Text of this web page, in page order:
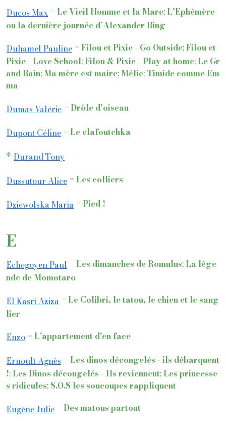
Ducos Max = Le Vieil Homme et la Mare;L’Ephémère
ou la dernière journée d’Alexander Bing
Duhamel Pauline = Filou et Pixie - Go Outside;Filou et
Pixie - Love School;Filou & Pixie - Play at home;Le Gr
and Bain; Ma mère est maire; Mélie; Timide comme Em
ma
Dumas Valérie = Drôle d’oiseau
Dupont Céline = Le clafoutchka
* Durand Tony
Dussutour Alice = Les colliers
Dziewolska Maria = Pied !
E
Echegoyen Paul = Les dimanches de Romulus;La lége
nde de Momotaro
El Kasri Aziza = Le Colibri, le tatou, le chien et le sang
lier
Enzo = L'appartement d'en face
Ernoult Agnès = Les dinos décongelés - ils débarquent
!;Les Dinos décongelés - Ils reviennent;Les princesse
s ridicules; S.O.S les soucoupes rappliquent
Eugène Julie = Des matous partout